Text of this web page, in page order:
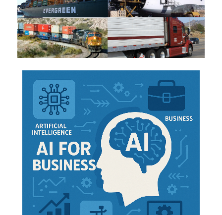
Maestrías: Transporte Internacional Transporte en África
El Certificado de Transporte del Transitario
(FIATA FCT) es negociable cuando se especifica
que es “a la orden” (definido por laCámara de
Comercio internacional)
El FCT es admitido en los créditos documentarios
Cuando se emite un FCT, el transitario debe
cerciorarse que las mercancías parezcan estar en
aparente buen estado
Cuando se prepara un Certificado de Transporte
del Transitario hay que cumplimentarlo de forma
muy meticulosa, ya que los datos contenidos en el
documento deben reflejar con precisión los detalles
completos del envío
El Certificado de Transporte del Transitario
(FIATA FCT) es emitido por el transitario,
formalizando así el contrato de transporte
Agente emisor del Certificado de Transporte del